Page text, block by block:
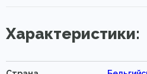
Характеристики: